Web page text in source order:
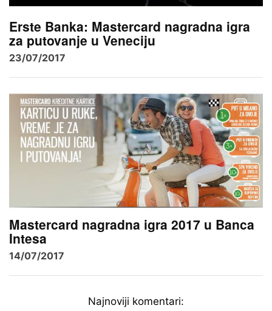
Erste Banka: Mastercard nagradna igra
za putovanje u Veneciju
23/07/2017
Mastercard nagradna igra 2017 u Banca
Intesa
14/07/2017
Najnoviji komentari: